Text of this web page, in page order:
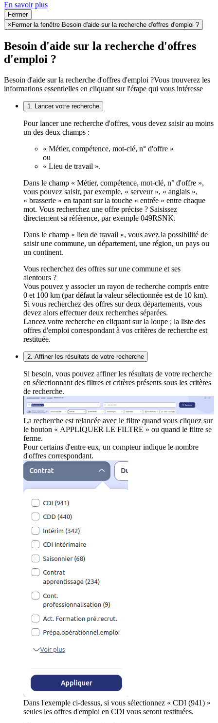
En savoir plus
Fermer
× Fermer la fenêtre Besoin d'aide sur la recherche d'offres d'emploi ?
Besoin d'aide sur la recherche d'offres
d'emploi ?
Besoin d'aide sur la recherche d'offres d'emploi ?Vous trouverez les
informations essentielles en cliquant sur l'étape qui vous intéresse
1. Lancer votre recherche
Pour lancer une recherche d'offres, vous devez saisir au moins
un des deux champs :
« Métier, compétence, mot-clé, n° d'offre »
ou
« Lieu de travail ».
Dans le champ « Métier, compétence, mot-clé, n° d'offre »,
vous pouvez saisir, par exemple, « serveur », « anglais »,
« brasserie » en tapant sur la touche « entrée » entre chaque
mot. Vous recherchez une offre précise ? Saisissez
directement sa référence, par exemple 049RSNK.
Dans le champ « lieu de travail », vous avez la possibilité de
saisir une commune, un département, une région, un pays ou
un continent.
Vous recherchez des offres sur une commune et ses
alentours ?
Vous pouvez y associer un rayon de recherche compris entre
0 et 100 km (par défaut la valeur sélectionnée est de 10 km).
Si vous recherchez des offres sur deux départements, vous
devez alors effectuer deux recherches séparées.
Lancez votre recherche en cliquant sur la loupe ; la liste des
offres d'emploi correspondant à vos critères de recherche est
restituée.
2. Affiner les résultats de votre recherche
Si besoin, vous pouvez affiner les résultats de votre recherche
en sélectionnant des filtres et critères présents sous les critères
de recherche.
La recherche est relancée avec le filtre quand vous cliquez sur
le bouton « APPLIQUER LE FILTRE » ou quand le filtre se
ferme.
Pour certains d'entre eux, un compteur indique le nombre
d'offres correspondant.
Dans l'exemple ci-dessus, si vous sélectionnez « CDI (941) »
seules les offres d'emploi en CDI vous seront restituées.